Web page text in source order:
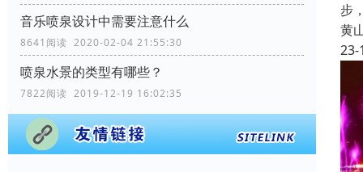
音乐喷泉设计中需要注意什么
8641阅读 2020-02-04 21:55:30
喷泉水景的类型有哪些？
7822阅读 2019-12-19 16:02:35
步
黄
23-